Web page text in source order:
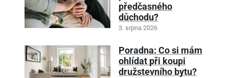
předčasného
důchodu?
3. srpna 2026
Poradna: Co si mám
ohlídat při koupi
družstevního bytu?